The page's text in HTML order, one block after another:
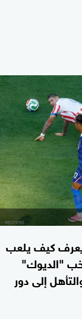
كيف يلعب
"الديوك"
إلى دور